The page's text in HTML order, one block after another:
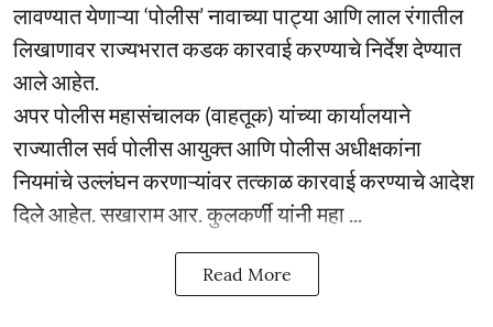
लावण्यात येणाऱ्या ‘पोलीस’ नावाच्या पाट्या आणि लाल रंगातील
लिखाणावर राज्यभरात कडक कारवाई करण्याचे निर्देश देण्यात
आले आहेत.
अपर पोलीस महासंचालक (वाहतूक) यांच्या कार्यालयाने
राज्यातील सर्व पोलीस आयुक्त आणि पोलीस अधीक्षकांना
नियमांचे उल्लंघन करणाऱ्यांवर तत्काळ कारवाई करण्याचे आदेश
दिले आहेत. सखाराम आर. कुलकर्णी यांनी महा ...
Read More